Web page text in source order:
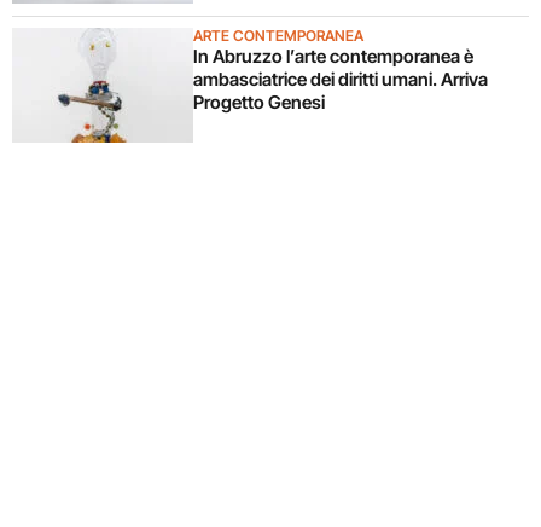
ARTE CONTEMPORANEA
In Abruzzo l’arte contemporanea è
ambasciatrice dei diritti umani. Arriva
Progetto Genesi